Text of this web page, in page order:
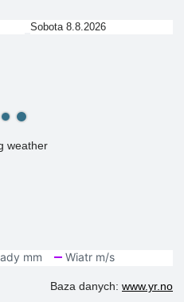
weather
Sobota 8.8.2026
Baza danych: www.yr.no